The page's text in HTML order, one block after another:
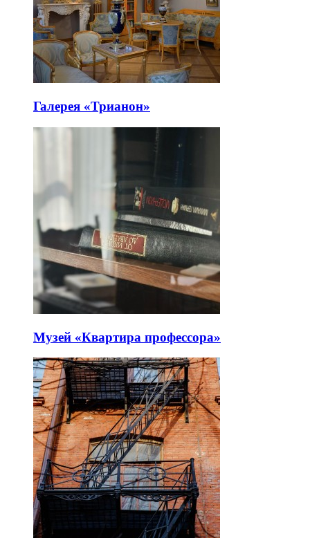
Галерея «Трианон»
Музей «Квартира профессора»